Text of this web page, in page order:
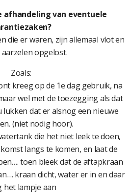
afhandeling van eventuele
die er waren, zijn allemaal vlot en
opgelost.
Zoals:
kreeg op de 1e dag gebruik, na
wel met de toezegging als dat
dat er alsnog een nieuwe
(niet nodig hoor).
die het niet leek te doen,
langs te komen, en laat de
toen bleek dat de aftapkraan
kraan dicht, water er in en daar
het lampje aan